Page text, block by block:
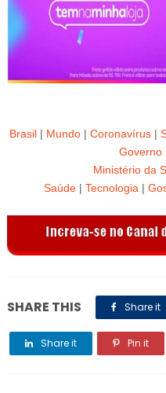
Brasil | Mundo |Coronavírus |
Governo
Ministério da
Saúde |Tecnologia |
SHARE THIS Share it
Share it Pin it